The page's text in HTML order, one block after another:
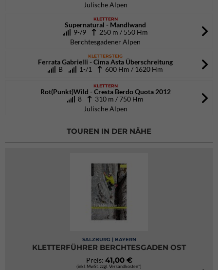
Julische Alpen
KLETTERN
Supernatural - Mandlwand
9-/9
250 m / 550 Hm
Berchtesgadener Alpen
KLETTERSTEIG
Ferrata Gabrielli - Cima Asta Überschreitung
B
1-/1 600 Hm / 1620 Hm
KLETTERN
Rot(Punkt)Wild - Cresta Berdo Quota 2012
8
310 m / 750 Hm
Julische Alpen
TOUREN IN DER NÄHE
SALZBURG | BAYERN
KLETTERFÜHRER BERCHTESGADEN OST
Preis: 41,00 €
(inkl. MwSt. zzgl. Versandkosten*)